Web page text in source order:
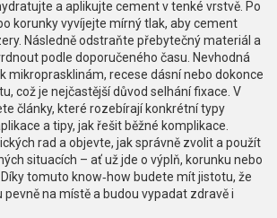
a aplikujte cement v tenké vrstvě. Po
korunky vyvíjejte mírný tlak, aby cement
Následně odstraňte přebytečný materiál a
podle doporučeného času. Nevhodná
mikroprasklinám, recese dásní nebo dokonce
což je nejčastější důvod selhání fixace. V
články, které rozebírají konkrétní typy
a tipy, jak řešit běžné komplikace.
rad a objevte, jak správně zvolit a použít
situacích – ať už jde o výplň, korunku nebo
tomuto know‑how budete mít jistotu, že
na místě a budou vypadat zdravě i